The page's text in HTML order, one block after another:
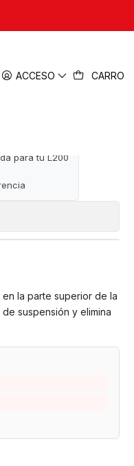
ACCESO CARRO
— L200 KB4
para tu L200
la parte superior de la
suspensión y elimina